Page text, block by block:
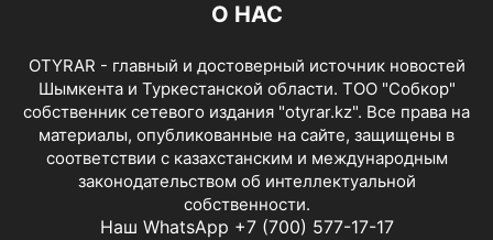
О НАС
OTYRAR - главный и достоверный источник новостей
Шымкента и Туркестанской области. ТОО "Собкор"
собственник сетевого издания "otyrar.kz". Все права на
материалы, опубликованные на сайте, защищены в
соответствии с казахстанским и международным
законодательством об интеллектуальной
собственности.
Наш WhatsApp +7 (700) 577-17-17